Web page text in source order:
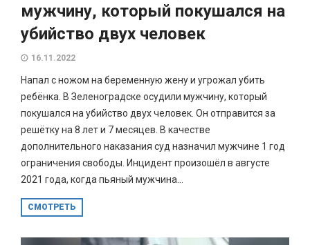
мужчину, который покушался на
убийство двух человек
16.11.2022
Напал с ножом на беременную жену и угрожал убить
ребёнка. В Зеленоградске осудили мужчину, который
покушался на убийство двух человек. Он отправится за
решётку на 8 лет и 7 месяцев. В качестве
дополнительного наказания суд назначил мужчине 1 год
ограничения свободы. Инцидент произошёл в августе
2021 года, когда пьяный мужчина...
СМОТРЕТЬ